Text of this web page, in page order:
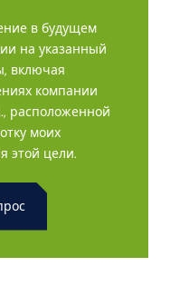
в будущем
на указанный
включая
компании
расположенной
моих
этой цели.